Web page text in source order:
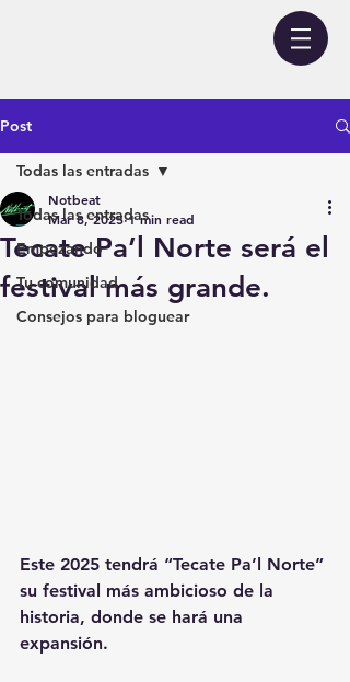
Post
Todas las entradas
Empezando
Tu comunidad
Consejos para bloguear
Todas las entradas
Tecate Pa’l Norte será el
festival más grande.
Notbeat
Mar 8, 2025 1 min read
Este 2025 tendrá “Tecate Pa’l Norte”
su festival más ambicioso de la
historia, donde se hará una
expansión.